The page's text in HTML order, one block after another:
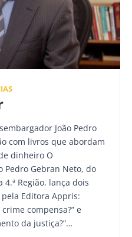
João Pedro
com livros que abordam
dinheiro O
Pedro Gebran Neto, do
Região, lança dois
Editora Appris:
compensa?” e
da justiça?”…